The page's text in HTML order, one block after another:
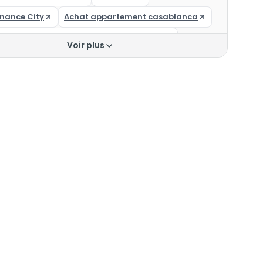
City
Achat appartement casablanca
Voir plus